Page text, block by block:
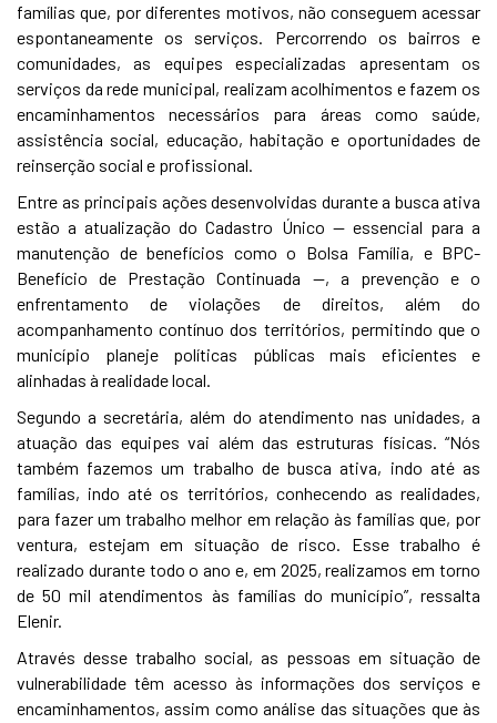
famílias que, por diferentes motivos, não conseguem acessar
espontaneamente os serviços. Percorrendo os bairros e
comunidades, as equipes especializadas apresentam os
serviços da rede municipal, realizam acolhimentos e fazem os
encaminhamentos necessários para áreas como saúde,
assistência social, educação, habitação e oportunidades de
reinserção social e profissional.
Entre as principais ações desenvolvidas durante a busca ativa
estão a atualização do Cadastro Único — essencial para a
manutenção de benefícios como o Bolsa Família, e BPC-
Benefício de Prestação Continuada —, a prevenção e o
enfrentamento de violações de direitos, além do
acompanhamento contínuo dos territórios, permitindo que o
município planeje políticas públicas mais eficientes e
alinhadas à realidade local.
Segundo a secretária, além do atendimento nas unidades, a
atuação das equipes vai além das estruturas físicas. “Nós
também fazemos um trabalho de busca ativa, indo até as
famílias, indo até os territórios, conhecendo as realidades,
para fazer um trabalho melhor em relação às famílias que, por
ventura, estejam em situação de risco. Esse trabalho é
realizado durante todo o ano e, em 2025, realizamos em torno
de 50 mil atendimentos às famílias do município”, ressalta
Elenir.
Através desse trabalho social, as pessoas em situação de
vulnerabilidade têm acesso às informações dos serviços e
encaminhamentos, assim como análise das situações que às